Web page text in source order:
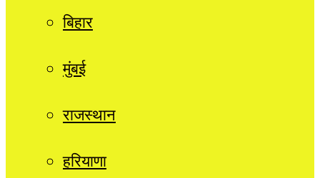
बिहार
मुंबई
राजस्थान
हरियाणा